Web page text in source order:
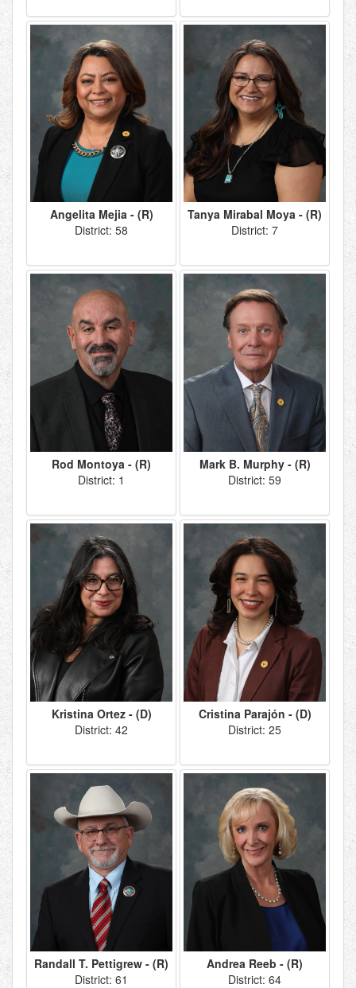
Angelita Mejia - (R)
District: 58
Tanya Mirabal Moya - (R)
District: 7
Rod Montoya - (R)
District: 1
Mark B. Murphy - (R)
District: 59
Kristina Ortez - (D)
District: 42
Cristina Parajón - (D)
District: 25
Randall T. Pettigrew - (R)
District: 61
Andrea Reeb - (R)
District: 64